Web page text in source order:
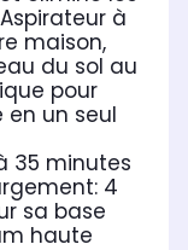
à
maison,
du sol au
pour
un seul
35 minutes
4
sa base
haute